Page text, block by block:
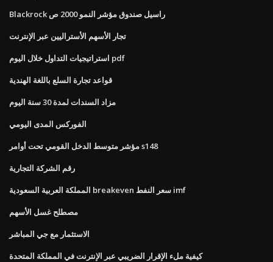
Blackrock راسيل صندوق مؤشر النمو 2000 ص
تجار الأسهم الأستراليين عبر الإنترنت
استراتيجيات التداول خلال اليوم pdf
قواعد تجارة السلع باللغة الهندية
مزاد السندات لمدة 30 سنة اليوم
الفوركس المدى اليومي
مؤشر متوسط ​​الدخل القومي تحت أوامر s148
رقم الشركة التجارية
المملكة العربية السعودية breakeven سعر النفط imf
مصطلح غسل الأسهم
الاستثمار مع جي المباشر
كيفية ملء الإقرار الضريبي عبر الإنترنت في المملكة المتحدة